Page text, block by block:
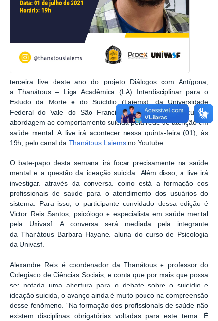
terceira livedeste ano do projeto Diálogos com Antígona,
a Thanátous – Liga Acadêmica (LA) Interdisciplinar para o
Estudo da Morte e do Suicídio (Laiems), da Universidade
Federal do Vale do São Francisco (Univasf), irá discutir a
abordagem ao comportamento suicida pela rede de atenção em
saúde mental. A liveirá acontecer nessa quinta-feira (01), às
19h, pelo canal da Thanátous Laiems no Youtube
O bate-papo desta semana irá focar precisamente na saúde
mental e a questão da ideação suicida. Além disso, a liveirá
investigar, através da conversa, como está a formação dos
profissionais de saúde para o atendimento dos usuários do
sistema. Para isso, o participante convidado dessa edição é
Victor Reis Santos, psicólogo e especialista em saúde mental
pela Univasf. A conversa será mediada pela integrante
da ThanátousBarbara Hayane, aluna do curso de Psicologia
da Univasf.
Alexandre Reis é coordenador da Thanátouse professor do
Colegiado de Ciências Sociais, e conta que por mais que possa
ser notada uma abertura para o debate sobre o suicídio e
ideação suicida, o avanço ainda é muito pouco na compreensão
desse fenômeno. “Na formação dos profissionais de saúde não
existem disciplinas obrigatórias voltadas para este tema. É